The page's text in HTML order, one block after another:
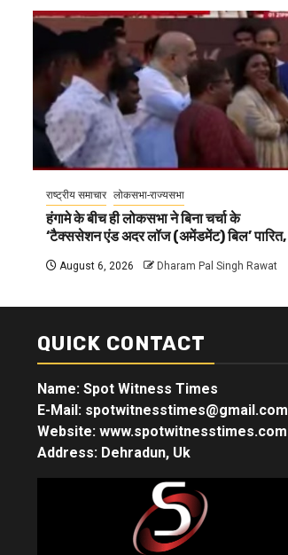
राष्ट्रीय समाचार लोकसभा-राज्यसभा
हंगामे के बीच ही लोकसभा ने बिना चर्चा के
‘टैक्ससेशन एंड अदर लॉज (अमेंडमेंट) बिल’ पारित,
August 6, 2026 Dharam Pal Singh Rawat
QUICK CONTACT
Name: Spot Witness Times
E-Mail: spotwitnesstimes@gmail.com
Website: www.spotwitnesstimes.com
Address: Dehradun, Uk